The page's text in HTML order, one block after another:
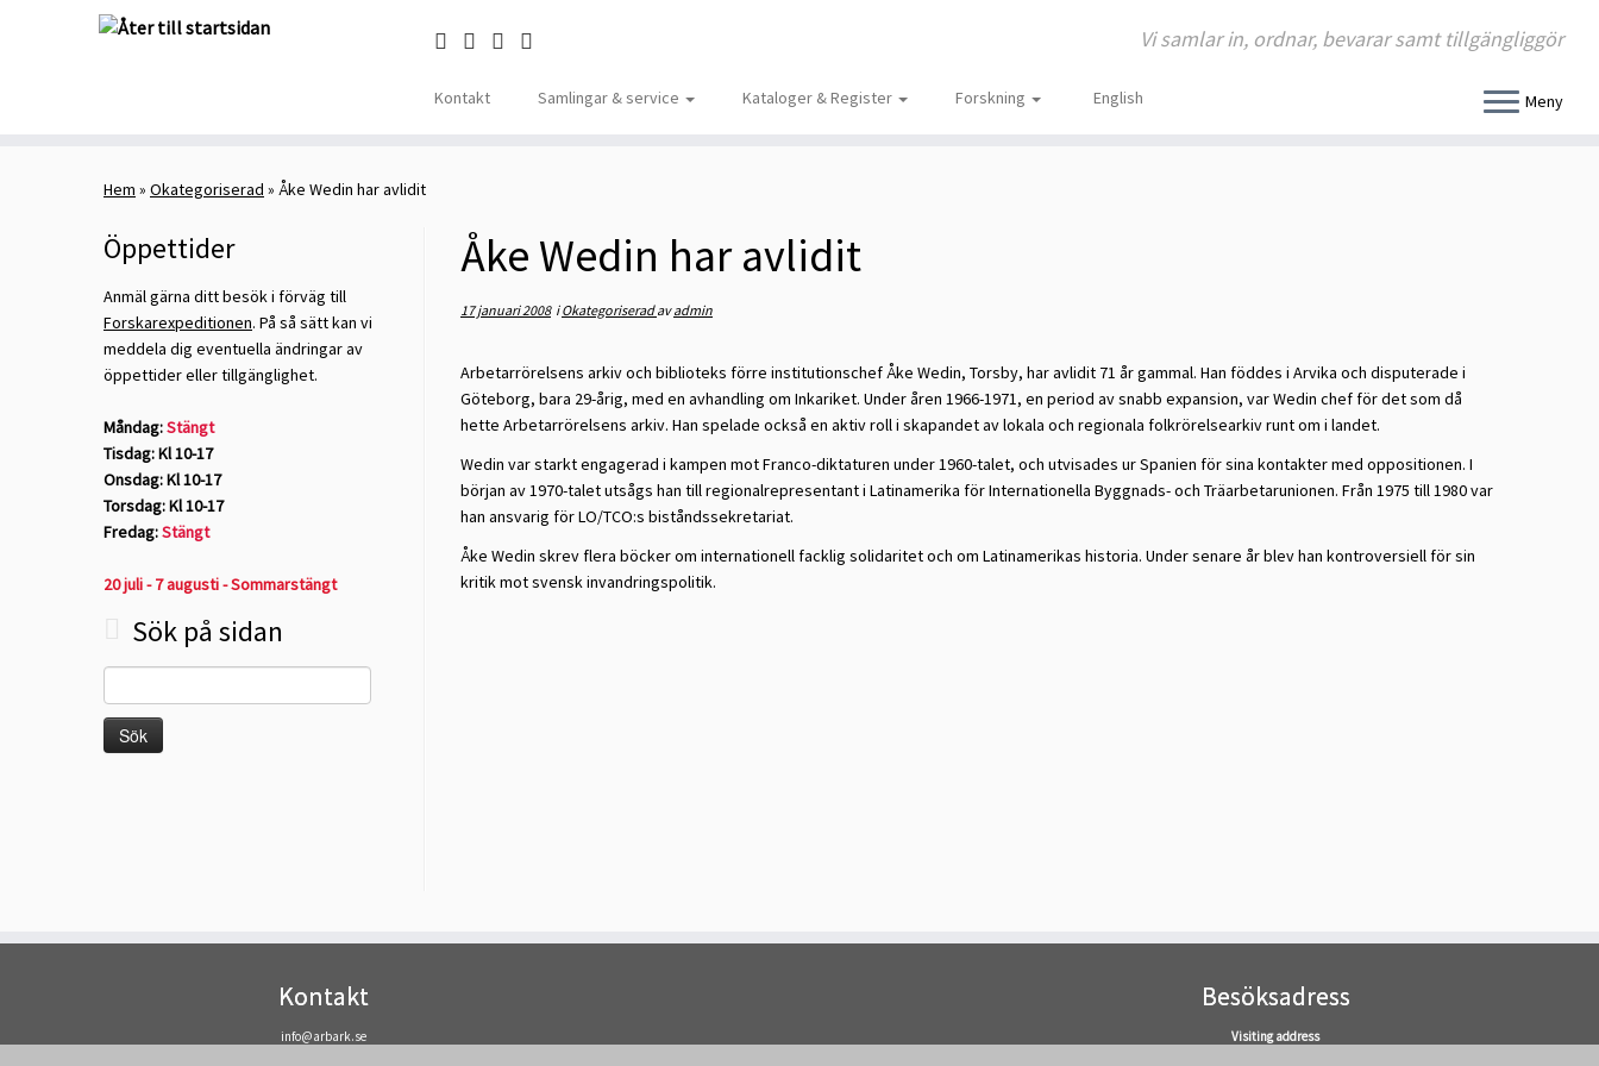
Vi samlar in, ordnar, bevarar samt tillgängliggör
Meny
Kontakt Samlingar & service Kataloger & Register Forskning English
Hem » Okategoriserad » Åke Wedin har avlidit
Öppettider
Anmäl gärna ditt besök i förväg till
Forskarexpeditionen. På så sätt kan vi
meddela dig eventuella ändringar av
öppettider eller tillgänglighet.
Måndag:Stängt
Tisdag: Kl 10-17
Onsdag: Kl 10-17
Torsdag: Kl 10-17
Fredag:Stängt
20 juli - 7 augusti - Sommarstängt
Sök på sidan
efter:
Åke Wedin har avlidit
17 januari 2008iOkategoriseradavadmin
Arbetarrörelsens arkiv och biblioteks förre institutionschef Åke Wedin, Torsby, har avlidit 71 år gammal. Han föddes i Arvika och disputerade i
Göteborg, bara 29-årig, med en avhandling om Inkariket. Under åren 1966-1971, en period av snabb expansion, var Wedin chef för det som då
hette Arbetarrörelsens arkiv. Han spelade också en aktiv roll i skapandet av lokala och regionala folkrörelsearkiv runt om i landet.
Wedin var starkt engagerad i kampen mot Franco-diktaturen under 1960-talet, och utvisades ur Spanien för sina kontakter med oppositionen. I
början av 1970-talet utsågs han till regionalrepresentant i Latinamerika för Internationella Byggnads- och Träarbetarunionen. Från 1975 till 1980 var
han ansvarig för LO/TCO:s biståndssekretariat.
Åke Wedin skrev flera böcker om internationell facklig solidaritet och om Latinamerikas historia. Under senare år blev han kontroversiell för sin
kritik mot svensk invandringspolitik.
Kontakt
info@arbark.se
Besöksadress
Visiting address